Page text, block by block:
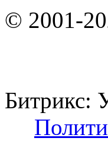
© 2001-